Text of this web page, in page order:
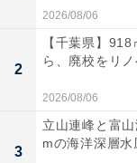
2026/08/06
2
【千葉県】
ら、廃校をリ
2026/08/06
3
立山連峰と富
mの海洋深層